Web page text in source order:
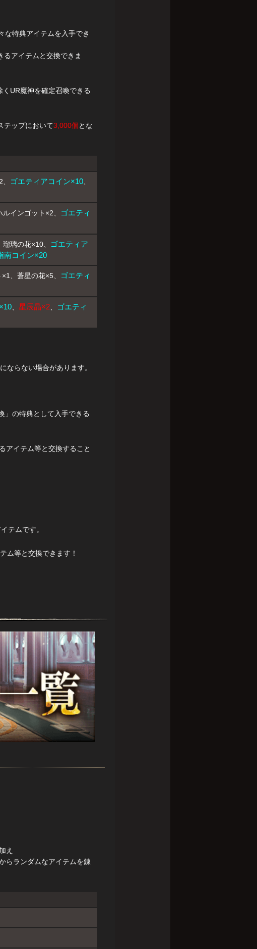
な特典アイテムを入手でき
るアイテムと交換できま
くUR魔神を確定召喚できる
テップにおいて3,000個とな
ゴエティアコイン×10
インゴット×2、
ゴエティ
璃の花×10、
ゴエティア
南コイン×20
、蒼星の花×5、
ゴエティ
星辰晶×2
ゴエティ
ならない場合があります。
」の特典として入手できる
アイテム等と交換すること
テムです。
ム等と交換できます！
え
らランダムなアイテムを錬